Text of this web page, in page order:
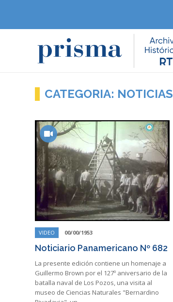
CATEGORIA: NOTICIAS
VIDEO 00/00/1953
Noticiario Panamericano Nº 682
La presente edición contiene un homenaje a
Guillermo Brown por el 127º aniversario de la
batalla naval de Los Pozos, una visita al
museo de Ciencias Naturales "Bernardino